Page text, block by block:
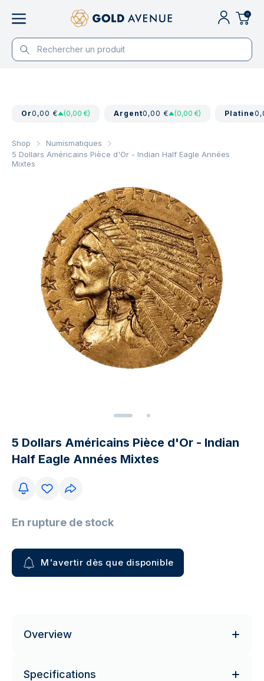
0
Or0,00 € (0,00 €) Argent0,00 € (0,00 €) Platine
Shop
Numismatiques
5 Dollars Américains Pièce d'Or - Indian Half Eagle Années
Mixtes
5 Dollars Américains Pièce d'Or - Indian
Half Eagle Années Mixtes
En rupture de stock
M'avertir dès que disponible
Overview
Specifications